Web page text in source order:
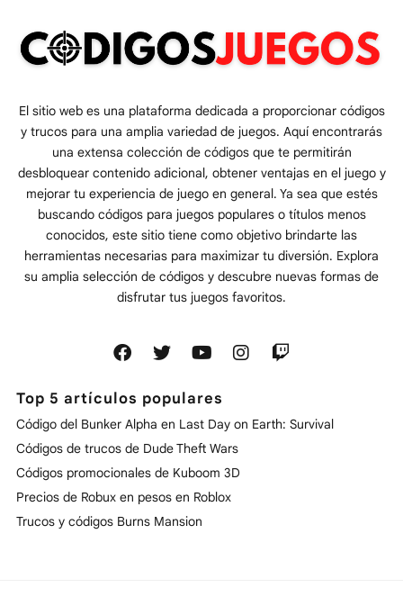
El sitio web es una plataforma dedicada a proporcionar códigos
y trucos para una amplia variedad de juegos. Aquí encontrarás
una extensa colección de códigos que te permitirán
desbloquear contenido adicional, obtener ventajas en el juego y
mejorar tu experiencia de juego en general. Ya sea que estés
buscando códigos para juegos populares o títulos menos
conocidos, este sitio tiene como objetivo brindarte las
herramientas necesarias para maximizar tu diversión. Explora
su amplia selección de códigos y descubre nuevas formas de
disfrutar tus juegos favoritos.
Top 5 artículos populares
Código del Bunker Alpha en Last Day on Earth: Survival
Códigos de trucos de Dude Theft Wars
Códigos promocionales de Kuboom 3D
Precios de Robux en pesos en Roblox
Trucos y códigos Burns Mansion